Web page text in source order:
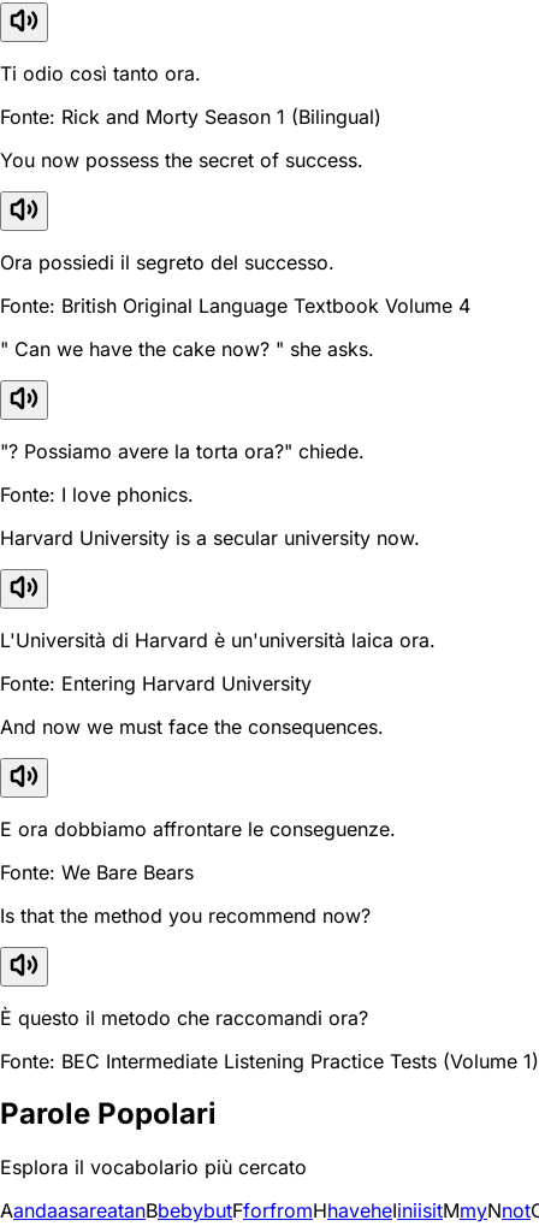
Ti odio così tanto ora.
Fonte: Rick and Morty Season 1 (Bilingual)
You now possess the secret of success.
Ora possiedi il segreto del successo.
Fonte: British Original Language Textbook Volume 4
" Can we have the cake now? " she asks.
"? Possiamo avere la torta ora?" chiede.
Fonte: I love phonics.
Harvard University is a secular university now.
L'Università di Harvard è un'università laica ora.
Fonte: Entering Harvard University
And now we must face the consequences.
E ora dobbiamo affrontare le conseguenze.
Fonte: We Bare Bears
Is that the method you recommend now?
È questo il metodo che raccomandi ora?
Fonte: BEC Intermediate Listening Practice Tests (Volume 1)
Parole Popolari
Esplora il vocabolario più cercato
AandaasareatanBbebybutFforfromHhaveheIiniisitMmyNnot